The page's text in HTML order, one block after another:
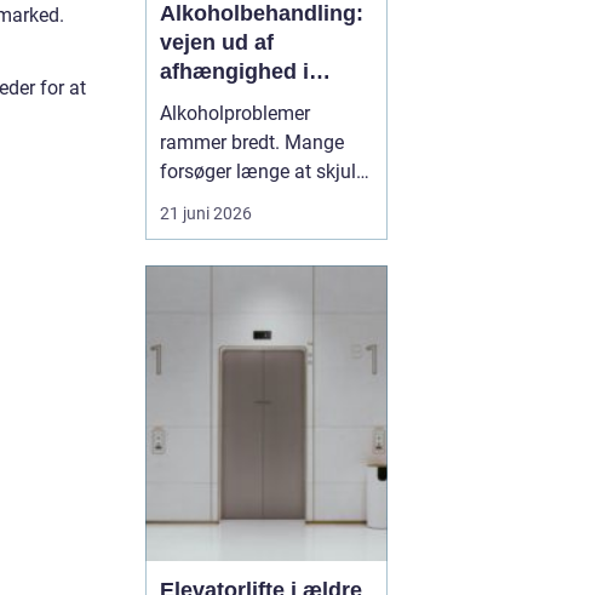
for at
Alkoholbehandling:
vejen ud af
afhængighed i
trygge rammer
Alkoholproblemer
rammer bredt. Mange
forsøger længe at skjule,
hvor meget de drikker,
både for sig selv og for
ud efter hjælp, selv om
alkoholafh&ael...
21 juni 2026
Elevatorlifte i ældre